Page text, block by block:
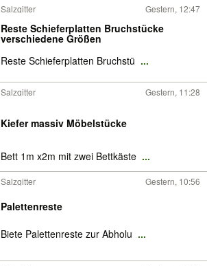
Salzgitter Gestern, 12:47
Reste Schieferplatten Bruchstücke
verschiedene Größen
Reste Schieferplatten Bruchstü ...
Salzgitter Gestern, 11:28
Kiefer massiv Möbelstücke
Bett 1m x2m mit zwei Bettkäste ...
Salzgitter Gestern, 10:56
Palettenreste
Biete Palettenreste zur Abholu ...